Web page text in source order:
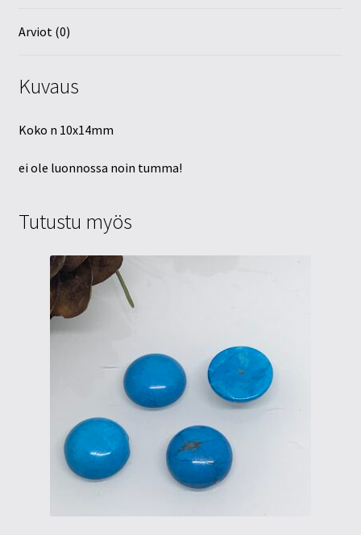
Arviot (0)
Kuvaus
Koko n 10x14mm
ei ole luonnossa noin tumma!
Tutustu myös